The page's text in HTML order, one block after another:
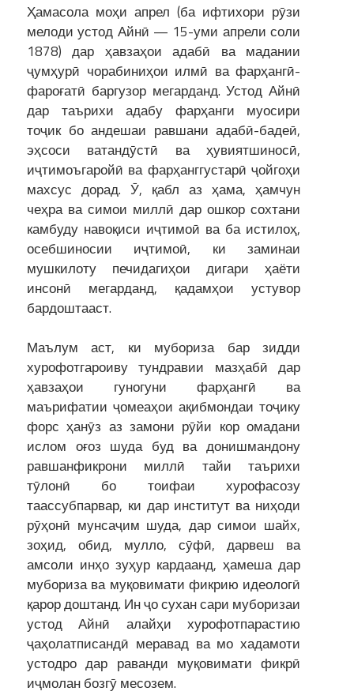
Ҳамасола моҳи апрел (ба ифтихори рӯзи
мелоди устод Айнӣ — 15-уми апрели соли
1878) дар ҳавзаҳои адабӣ ва мадании
ҷумҳурӣ чорабиниҳои илмӣ ва фарҳангӣ-
фароғатӣ баргузор мегарданд. Устод Айнӣ
дар таърихи адабу фарҳанги муосири
тоҷик бо андешаи равшани адабӣ-бадеӣ,
эҳсоси ватандӯстӣ ва ҳувиятшиносӣ,
иҷтимоъгаройӣ ва фарҳанггустарӣ ҷойгоҳи
махсус дорад. Ӯ, қабл аз ҳама, ҳамчун
чеҳра ва симои миллӣ дар ошкор сохтани
камбуду навоқиси иҷтимоӣ ва ба истилоҳ,
осебшиносии иҷтимоӣ, ки заминаи
мушкилоту печидагиҳои дигари ҳаёти
инсонӣ мегарданд, қадамҳои устувор
бардоштааст.
Маълум аст, ки мубориза бар зидди
хурофотгароиву тундравии мазҳабӣ дар
ҳавзаҳои гуногуни фарҳангӣ ва
маърифатии ҷомеаҳои ақибмондаи тоҷику
форс ҳанӯз аз замони рӯйи кор омадани
ислом оғоз шуда буд ва донишмандону
равшанфикрони миллӣ тайи таърихи
тӯлонӣ бо тоифаи хурофасозу
таассубпарвар, ки дар институт ва ниҳоди
рӯҳонӣ мунсаҷим шуда, дар симои шайх,
зоҳид, обид, мулло, сӯфӣ, дарвеш ва
амсоли инҳо зуҳур кардаанд, ҳамеша дар
мубориза ва муқовимати фикрию идеологӣ
қарор доштанд. Ин ҷо сухан сари муборизаи
устод Айнӣ алайҳи хурофотпарастию
ҷаҳолатписандӣ меравад ва мо хадамоти
устодро дар раванди муқовимати фикрӣ
иҷмолан бозгӯ месозем.